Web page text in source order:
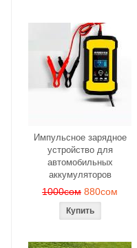
Импульсное зарядное
устройство для
автомобильных
аккумуляторов
1000сом 880сом